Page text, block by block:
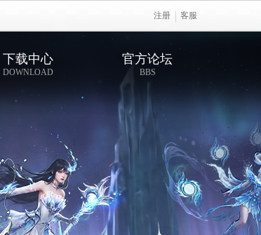
注册 客服
下载中心
DOWNLOAD
官方论坛
BBS